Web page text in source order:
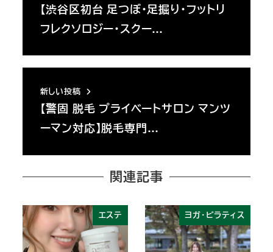
【渋谷区初台 足つぼ・足掘り・フットリ
フレクソロジー・スクー…
新しい投稿
【警固 脱毛 プライベートサロン マンツ
ーマン対応】脱毛専門…
関連記事
エステ ヨガ・ピラティス